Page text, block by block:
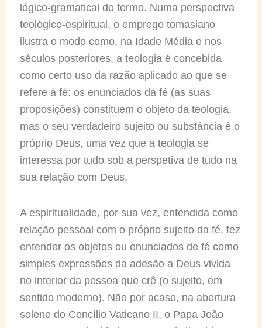
lógico-gramatical do termo. Numa perspectiva
teológico-espiritual, o emprego tomasiano
ilustra o modo como, na Idade Média e nos
séculos posteriores, a teologia é concebida
como certo uso da razão aplicado ao que se
refere à fé: os enunciados da fé (as suas
proposições) constituem o objeto da teologia,
mas o seu verdadeiro sujeito ou substância é o
próprio Deus, uma vez que a teologia se
interessa por tudo sob a perspetiva de tudo na
sua relação com Deus.
A espiritualidade, por sua vez, entendida como
relação pessoal com o próprio sujeito da fé, fez
entender os objetos ou enunciados de fé como
simples expressões da adesão a Deus vivida
no interior da pessoa que crê (o sujeito, em
sentido moderno). Não por acaso, na abertura
solene do Concílio Vaticano II, o Papa João